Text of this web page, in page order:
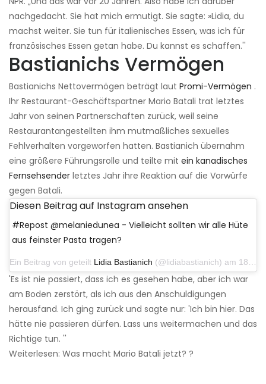
nachgedacht. Sie hat mich ermutigt. Sie sagte: »Lidia, du
machst weiter. Sie tun für italienisches Essen, was ich für
französisches Essen getan habe. Du kannst es schaffen.''
Bastianichs Vermögen
Bastianichs Nettovermögen beträgt laut Promi-Vermögen .
Ihr Restaurant-Geschäftspartner Mario Batali trat letztes
Jahr von seinen Partnerschaften zurück, weil seine
Restaurantangestellten ihm mutmaßliches sexuelles
Fehlverhalten vorgeworfen hatten. Bastianich übernahm
eine größere Führungsrolle und teilte mit ein kanadisches
Fernsehsender letztes Jahr ihre Reaktion auf die Vorwürfe
gegen Batali.
Diesen Beitrag auf Instagram ansehen
#Repost @melaniedunea - Vielleicht sollten wir alle Hüte
aus feinster Pasta tragen?
Ein Beitrag von geteilt Lidia Bastianich (@lidiabastianich) am 18. April 2019 um 9:37 Uhr PDT
'Es ist nie passiert, dass ich es gesehen habe, aber ich war
am Boden zerstört, als ich aus den Anschuldigungen
herausfand. Ich ging zurück und sagte nur: 'Ich bin hier. Das
hätte nie passieren dürfen. Lass uns weitermachen und das
Richtige tun. ''
Weiterlesen: Was macht Mario Batali jetzt? ?